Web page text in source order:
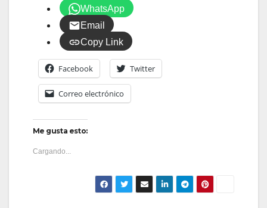
WhatsApp
Email
Copy Link
Facebook Twitter
Correo electrónico
Me gusta esto:
Cargando...